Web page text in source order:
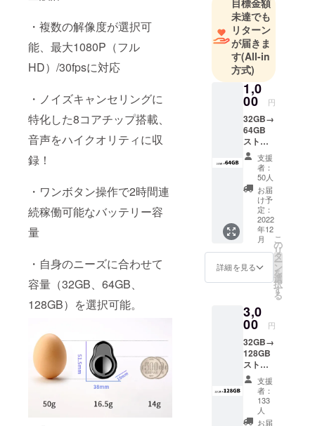
・複数の解像度が選択可
能、最大1080P（フル
HD）/30fpsに対応
・ノイズキャンセリングに
特化した8コアチップ搭載、
音声をハイクオリティに収
録！
・ワンボタン操作で2時間連
続稼働可能なバッテリー容
量
・自身のニーズに合わせて
容量（32GB、64GB、
128GB）を選択可能。
ス充電器ブ
ランド
「CHOETEC
H」など、最
先端のガ
ジェットブ
ランドを幅
広く取り
扱っており
は、「世界
中の優れた
ブランドを
発掘し、日
本市場に最
適な形で提
ンドの架け
豊かなライ
フスタイル
を創造す
る。」この
未達でも
リターン
が届きま
す(All-in
方式)
1,0
00 円
32GB→
64GB
スト
レージ
容量
アップ
・本リ
ターン
をご購
入頂く
場合、
「X2」
（1台）
のスト
レージ
容量は
ら64GB
にアッ
プしま
す。 ※
本リ
ターン
単体で
の購入
は発送
出来か
ねます
支援
者：
50人
お届
け予
定：
2022
年12
月
詳細を見る
こ
の
リ
タ
ー
ン
を
選
択
す
る
3,0
00 円
32GB→
128GB
スト
レージ
容量
アップ
・本リ
ターン
支援
者：
133
人
お届